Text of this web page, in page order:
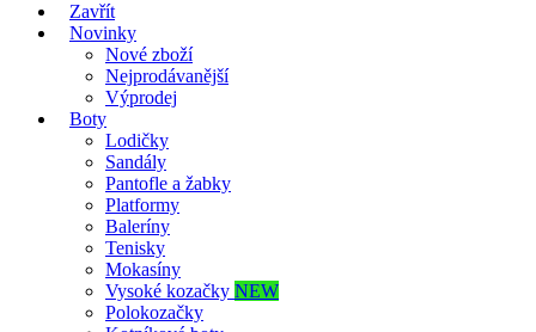
Zavřít
Novinky
Nové zboží
Nejprodávanější
Výprodej
Boty
Lodičky
Sandály
Pantofle a žabky
Platformy
Baleríny
Tenisky
Mokasíny
Vysoké kozačky NEW
Polokozačky